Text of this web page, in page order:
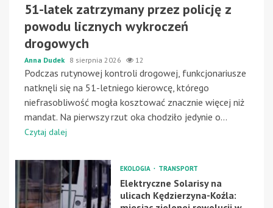
51-latek zatrzymany przez policję z
powodu licznych wykroczeń
drogowych
Anna Dudek 8 sierpnia 2026 12
Podczas rutynowej kontroli drogowej, funkcjonariusze
natknęli się na 51-letniego kierowcę, którego
niefrasobliwość mogła kosztować znacznie więcej niż
mandat. Na pierwszy rzut oka chodziło jedynie o...
Czytaj dalej
EKOLOGIA TRANSPORT
Elektryczne Solarisy na
ulicach Kędzierzyna-Koźla: